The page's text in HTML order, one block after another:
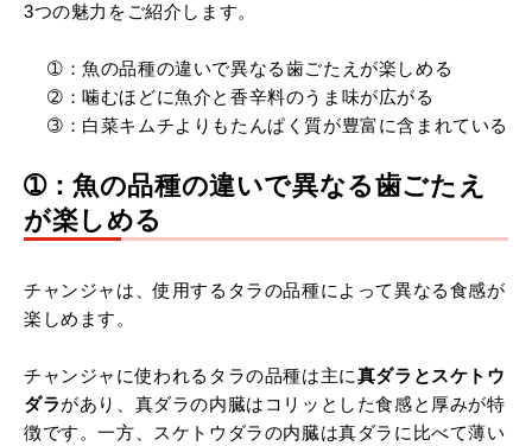
3つの魅力をご紹介します。
➀：魚の品種の違いで異なる歯ごたえが楽しめる
➁：噛むほどに魚介と香辛料のうま味が広がる
➂：白菜キムチよりもたんぱく質が豊富に含まれている
➀：魚の品種の違いで異なる歯ごたえ
が楽しめる
チャンジャは、使用するタラの品種によって異なる食感が
楽しめます。
チャンジャに使われるタラの品種は主に真ダラとスケトウ
ダラがあり、真ダラの内臓はコリッとした食感と厚みが特
徴です。一方、スケトウダラの内臓は真ダラに比べて薄い